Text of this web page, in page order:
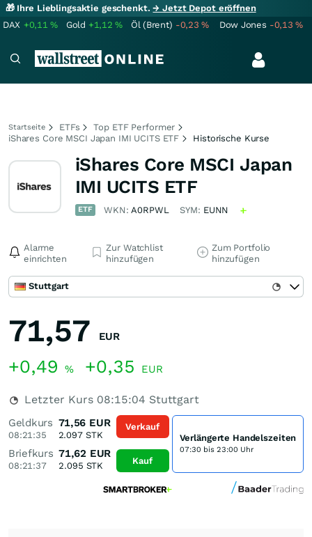
🎁 Ihre Lieblingsaktie geschenkt.→ Jetzt Depot eröffnen
DAX +0,11% Gold +1,12% Öl (Brent) -0,23% Dow Jones -0,13%
Startseite ETFs
Top ETF Performer
iShares Core MSCI Japan IMI UCITS ETF
Historische Kurse
iShares Core MSCI Japan
IMI UCITS ETF
ETF WKN:A0RPWL SYM: EUNN
Alarme
einrichten
Zur Watchlist
hinzufügen
Zum Portfolio
hinzufügen
Stuttgart
71,57 EUR
+0,49 % +0,35 EUR
Letzter Kurs 08:15:04 Stuttgart
Geldkurs
08:21:35
71,56 EUR
2.097STK
Briefkurs
08:21:37
71,62 EUR
2.095 STK
Verkauf
Kauf
Verlängerte Handelszeiten
07:30 bis 23:00 Uhr